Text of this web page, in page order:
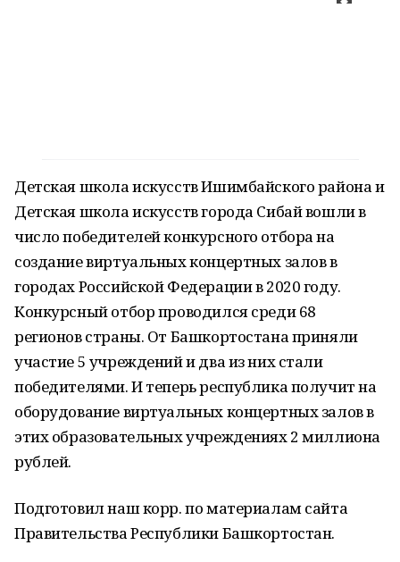
Детская школа искусств Ишимбайского района и
Детская школа искусств города Сибай вошли в
число победителей конкурсного отбора на
создание виртуальных концертных залов в
городах Российской Федерации в 2020 году.
Конкурсный отбор проводился среди 68
регионов страны. От Башкортостана приняли
участие 5 учреждений и два из них стали
победителями. И теперь республика получит на
оборудование виртуальных концертных залов в
этих образовательных учреждениях 2 миллиона
рублей.
Подготовил наш корр. по материалам сайта
Правительства Республики Башкортостан.